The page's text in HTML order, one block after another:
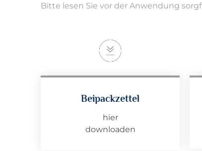
Bitte lesen Sie vor der Anwendung
Beipackzettel
hier
downloaden